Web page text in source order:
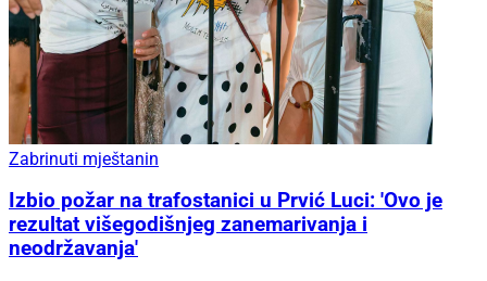
Zabrinuti mještanin
Izbio požar na trafostanici u Prvić Luci: 'Ovo je
rezultat višegodišnjeg zanemarivanja i
neodržavanja'